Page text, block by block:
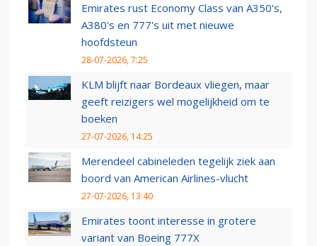
Emirates rust Economy Class van A350's,
A380's en 777's uit met nieuwe
hoofdsteun
28-07-2026, 7:25
KLM blijft naar Bordeaux vliegen, maar
geeft reizigers wel mogelijkheid om te
boeken
27-07-2026, 14:25
Merendeel cabineleden tegelijk ziek aan
boord van American Airlines-vlucht
27-07-2026, 13:40
Emirates toont interesse in grotere
variant van Boeing 777X